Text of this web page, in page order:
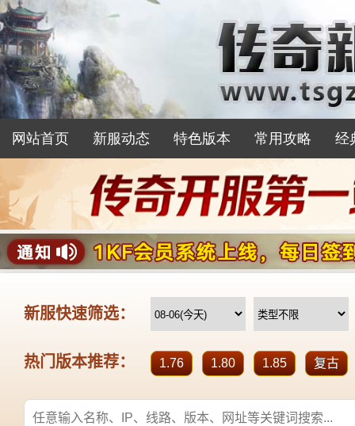
网站首页 新服动态 特色版本 常用攻略 经